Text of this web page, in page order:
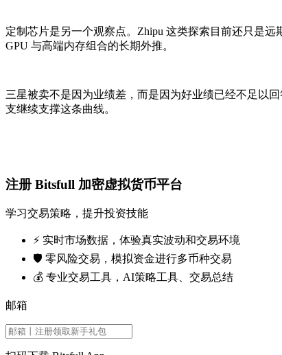
定制芯片是另一个观察点。Zhipu 这类探索目前还只是
GPU 与高端内存组合的长期外推。
三星被卖不是因为业绩差，而是因为好业绩已经不足以
支继续支撑这条曲线。
注册 Bitsfull 加密虚拟货币平台
学习交易策略，提升投资技能
⚡️ 实时市场数据，体验真实波动和交易环境
🛡️ 零风险交易，模拟资金进行多币种交易
💰 专业交易工具，AI策略工具、交易总结
邮箱